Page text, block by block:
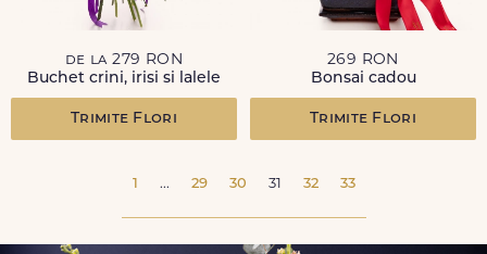
de la 279 RON
Buchet crini, irisi si lalele
Trimite Flori
269 RON
Bonsai cadou
Trimite Flori
1 ... 29 30 31 32 33